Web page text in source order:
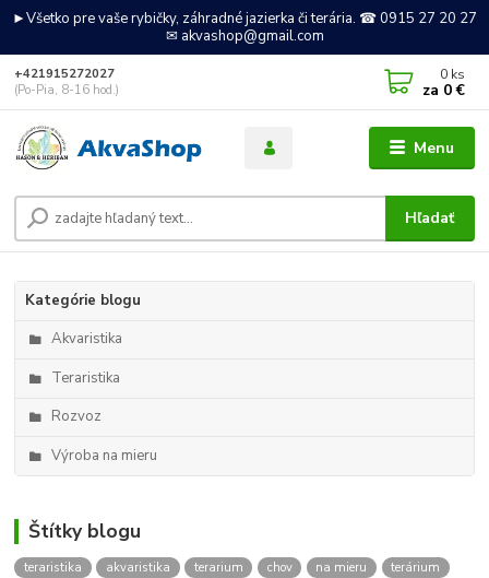
►Všetko pre vaše rybičky, záhradné jazierka či terária. ☎ 0915 27 20 27
✉ akvashop@gmail.com
Menu
Hľadať
+421915272027
(Po-Pia, 8-16 hod.)
0 ks
za 0 €
Kategórie blogu
Akvaristika
Teraristika
Rozvoz
Výroba na mieru
Štítky blogu
teraristika akvaristika terarium chov na mieru
terárium